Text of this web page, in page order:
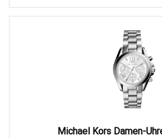
Michael Kors Damen-